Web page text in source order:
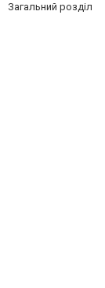
Загальний розділ